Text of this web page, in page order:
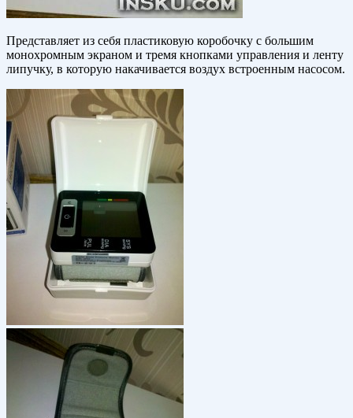
Представляет из себя пластиковую коробочку с большим
монохромным экраном и тремя кнопками управления и ленту
липучку, в которую накачивается воздух встроенным насосом.